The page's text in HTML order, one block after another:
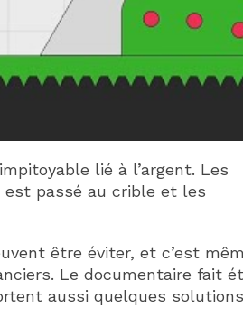
lié à l’argent. Les
passé au crible et les
être éviter, et c’est
Le documentaire fait
aussi quelques solutions